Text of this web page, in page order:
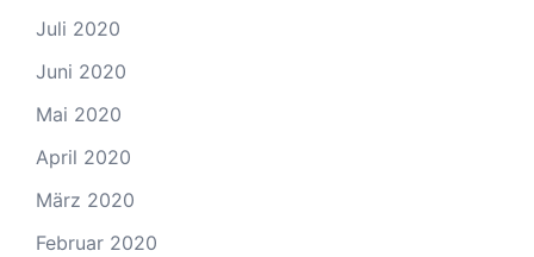
Juli 2020
Juni 2020
Mai 2020
April 2020
März 2020
Februar 2020